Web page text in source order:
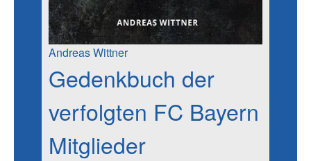
Andreas Wittner
Gedenkbuch der
verfolgten FC Bayern
Mitglieder